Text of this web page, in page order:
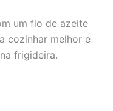
um fio de azeite
cozinhar melhor e
frigideira.